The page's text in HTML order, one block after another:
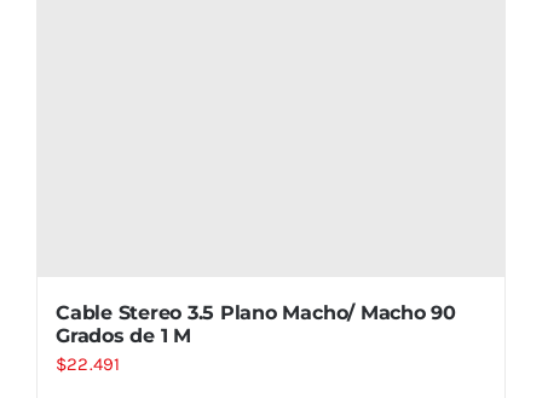
Cable Stereo 3.5 Plano Macho/ Macho 90
Grados de 1 M
$22.491